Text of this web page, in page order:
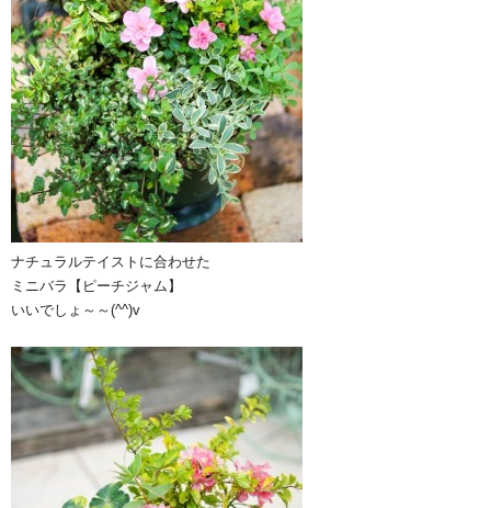
ナチュラルテイストに合わせた
ミニバラ【ピーチジャム】
いいでしょ～～(^^)v